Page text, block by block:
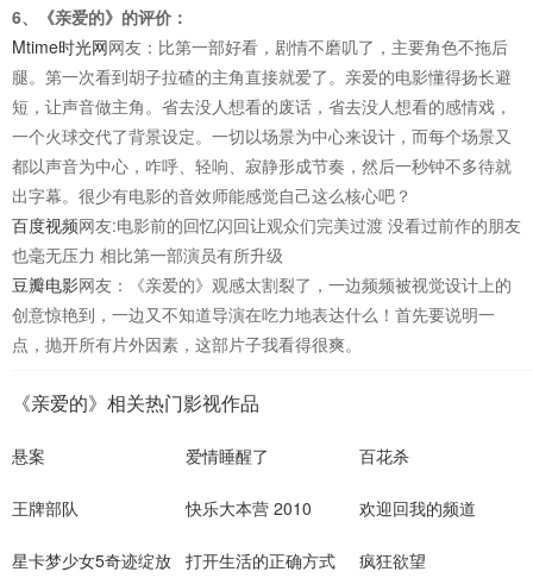
6、《亲爱的》的评价：
Mtime时光网网友：比第一部好看，剧情不磨叽了，主要角色不拖后
腿。第一次看到胡子拉碴的主角直接就爱了。亲爱的电影懂得扬长避
短，让声音做主角。省去没人想看的废话，省去没人想看的感情戏，
一个火球交代了背景设定。一切以场景为中心来设计，而每个场景又
都以声音为中心，咋呼、轻响、寂静形成节奏，然后一秒钟不多待就
出字幕。很少有电影的音效师能感觉自己这么核心吧？
百度视频网友:电影前的回忆闪回让观众们完美过渡 没看过前作的朋友
也毫无压力 相比第一部演员有所升级
豆瓣电影网友：《亲爱的》观感太割裂了，一边频频被视觉设计上的
创意惊艳到，一边又不知道导演在吃力地表达什么！首先要说明一
点，抛开所有片外因素，这部片子我看得很爽。
《亲爱的》相关热门影视作品
悬案 爱情睡醒了 百花杀
王牌部队 快乐大本营 2010 欢迎回我的频道
星卡梦少女5奇迹绽放 打开生活的正确方式 疯狂欲望